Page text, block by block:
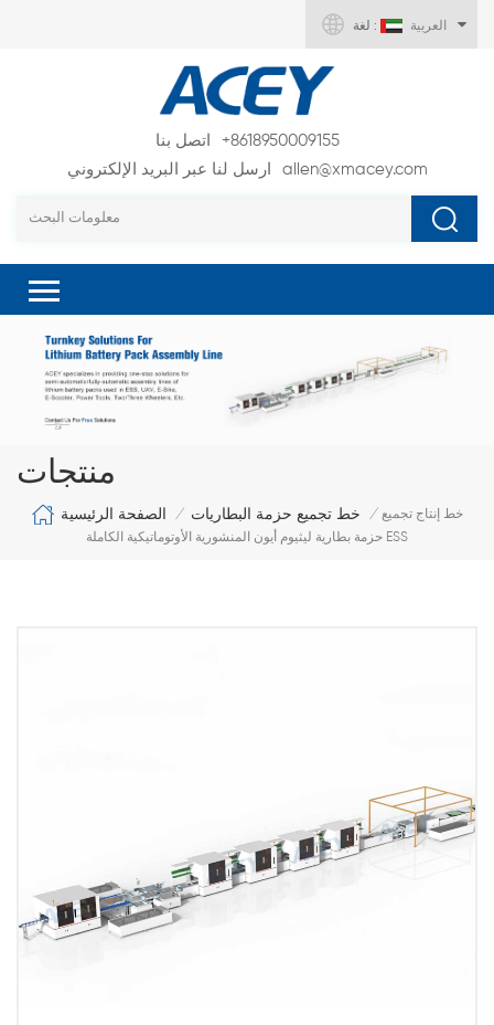
لغة : العربية
اتصل بنا
+8618950009155
ارسل لنا عبر البريد الإلكتروني
allen@xmacey.com
منتجات
الصفحة الرئيسية / خط تجميع حزمة البطاريات / خط إنتاج تجميع
حزمة بطارية ليثيوم أيون المنشورية الأوتوماتيكية الكاملة ESS